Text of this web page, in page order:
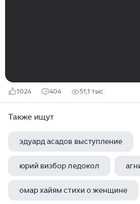
1024 404 51,1 тыс
Также ищут
эдуард асадов выступление
юрий визбор ледокол
омар хайям стихи о женщине